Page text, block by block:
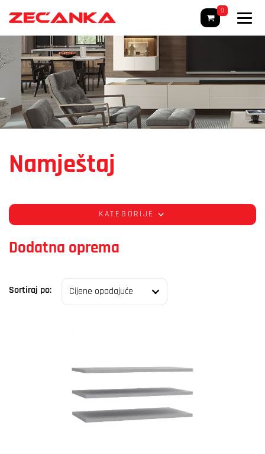
0
Namještaj
KATEGORIJE
Dodatna oprema
Sortiraj po: